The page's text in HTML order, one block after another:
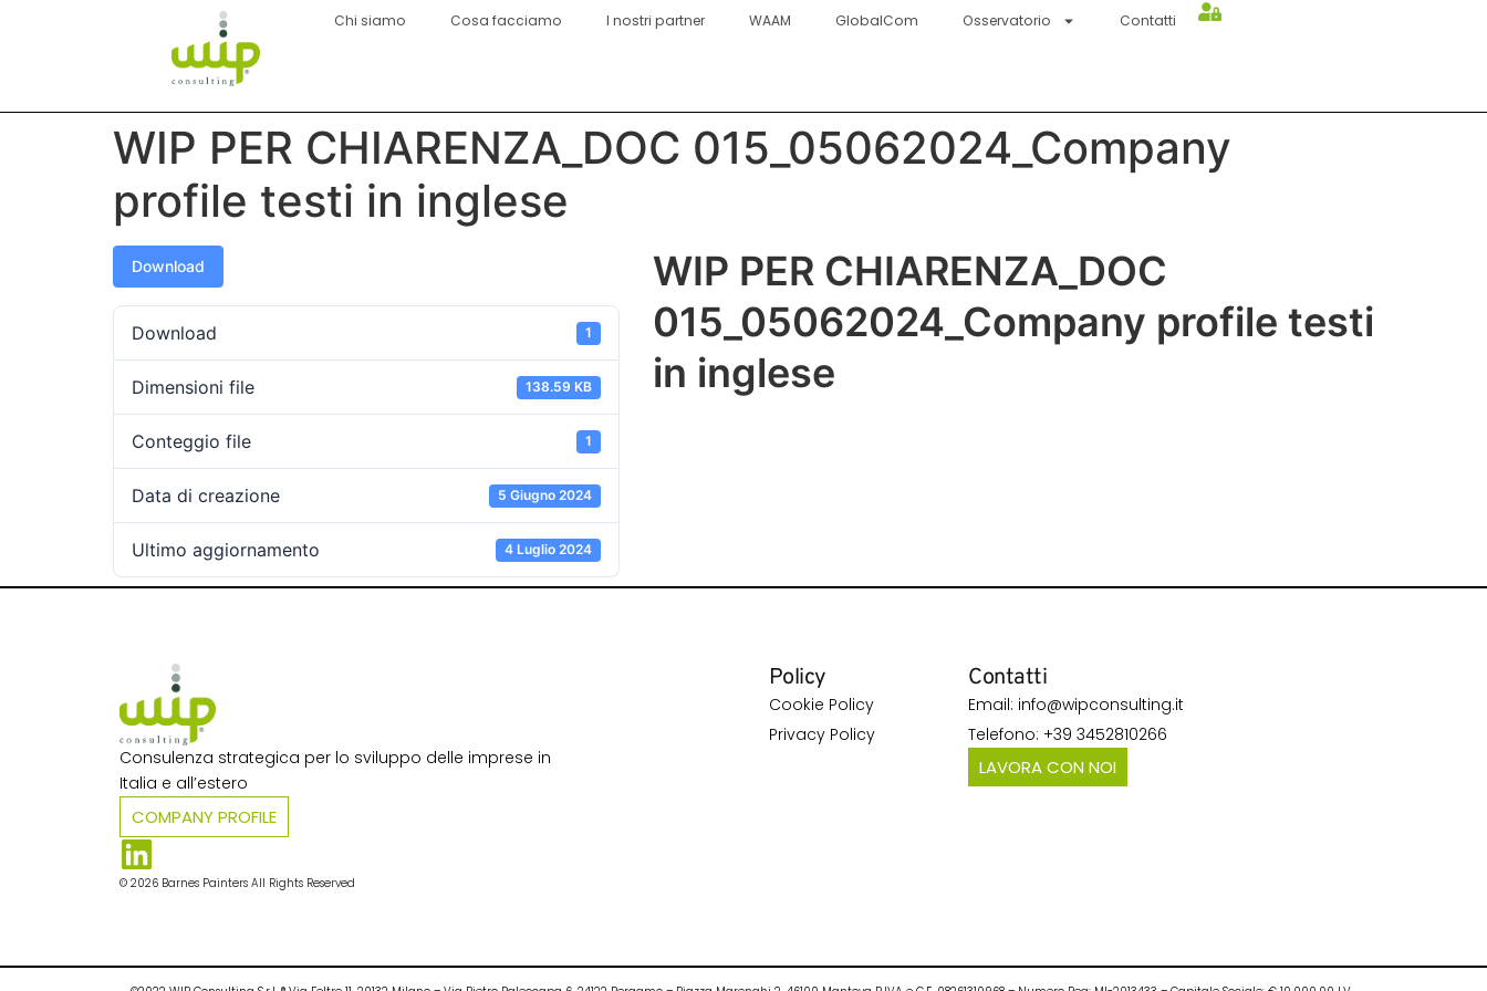
Chi siamo Cosa facciamo I nostri partner WAAM GlobalCom Osservatorio Contatti
WIP PER CHIARENZA_DOC 015_05062024_Company
profile testi in inglese
Download
Download 1
Dimensioni file 138.59 KB
Conteggio file 1
Data di creazione 5 Giugno 2024
Ultimo aggiornamento 4 Luglio 2024
WIP PER CHIARENZA_DOC
015_05062024_Company profile testi
in inglese
Consulenza strategica per lo sviluppo delle imprese in
Italia e all’estero​
COMPANY PROFILE
© 2026 Barnes Painters All Rights Reserved
Policy
Cookie Policy
Privacy Policy
Contatti
Email: info@wipconsulting.it
Telefono: +39 3452810266
LAVORA CON NOI